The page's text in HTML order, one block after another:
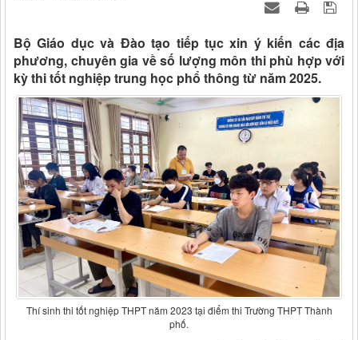
Bộ Giáo dục và Đào tạo tiếp tục xin ý kiến các địa
phương, chuyên gia về số lượng môn thi phù hợp với
kỳ thi tốt nghiệp trung học phổ thông từ năm 2025.
Thí sinh thi tốt nghiệp THPT năm 2023 tại điểm thi Trường THPT Thành
phố.